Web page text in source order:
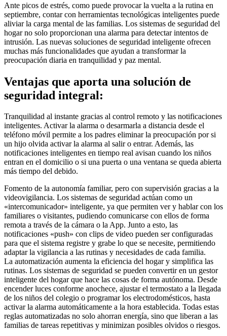
Ante picos de estrés, como puede provocar la vuelta a la rutina en
septiembre, contar con herramientas tecnológicas inteligentes puede
aliviar la carga mental de las familias. Los sistemas de seguridad del
hogar no solo proporcionan una alarma para detectar intentos de
intrusión. Las nuevas soluciones de seguridad inteligente ofrecen
muchas más funcionalidades que ayudan a transformar la
preocupación diaria en tranquilidad y paz mental.
Ventajas que aporta una solución de
seguridad integral:
Tranquilidad al instante gracias al control remoto y las notificaciones
inteligentes. Activar la alarma o desarmarla a distancia desde el
teléfono móvil permite a los padres eliminar la preocupación por si
un hijo olvida activar la alarma al salir o entrar. Además, las
notificaciones inteligentes en tiempo real avisan cuando los niños
entran en el domicilio o si una puerta o una ventana se queda abierta
más tiempo del debido.
Fomento de la autonomía familiar, pero con supervisión gracias a la
videovigilancia. Los sistemas de seguridad actúan como un
«intercomunicador» inteligente, ya que permiten ver y hablar con los
familiares o visitantes, pudiendo comunicarse con ellos de forma
remota a través de la cámara o la App. Junto a esto, las
notificaciones «push» con clips de video pueden ser configuradas
para que el sistema registre y grabe lo que se necesite, permitiendo
adaptar la vigilancia a las rutinas y necesidades de cada familia.
La automatización aumenta la eficiencia del hogar y simplifica las
rutinas. Los sistemas de seguridad se pueden convertir en un gestor
inteligente del hogar que hace las cosas de forma autónoma. Desde
encender luces conforme anochece, ajustar el termostato a la llegada
de los niños del colegio o programar los electrodomésticos, hasta
activar la alarma automáticamente a la hora establecida. Todas estas
reglas automatizadas no solo ahorran energía, sino que liberan a las
familias de tareas repetitivas y minimizan posibles olvidos o riesgos.